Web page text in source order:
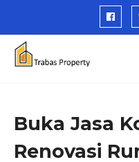
Buka Jasa
Renovasi